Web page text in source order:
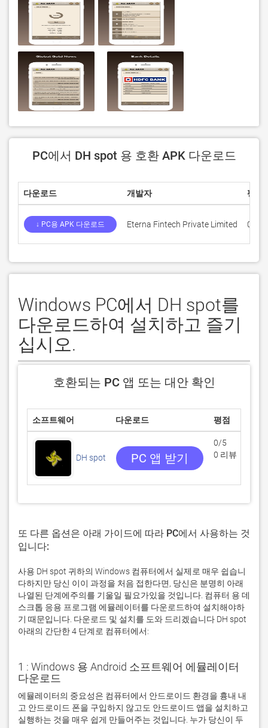
PC에서 DH spot 용 호환 APK 다운로드
다운로드 개발자 평점
↓ PC용 APK 다운로드 Eterna Fintech Private Limited 0
Windows PC에서 DH spot를
다운로드하여 설치하고 즐기
십시오.
호환되는 PC 앱 또는 대안 확인
소프트웨어 다운로드 평점
DH spot PC 앱 받기
0/5
0 리뷰
또 다른 옵션은 아래 가이드에 따라 PC에서 사용하는 것
입니다:
사용 DH spot 귀하의 Windows 컴퓨터에서 실제로 매우 쉽습니
다하지만 당신 이이 과정을 처음 접한다면, 당신은 분명히 아래
나열된 단계에주의를 기울일 필요가있을 것입니다. 컴퓨터 용 데
스크톱 응용 프로그램 에뮬레이터를 다운로드하여 설치해야하
기 때문입니다. 다운로드 및 설치를 도와 드리겠습니다 DH spot
아래의 간단한 4 단계로 컴퓨터에서:
1 : Windows 용 Android 소프트웨어 에뮬레이터
다운로드
에뮬레이터의 중요성은 컴퓨터에서 안드로이드 환경을 흉내 내
고 안드로이드 폰을 구입하지 않고도 안드로이드 앱을 설치하고
실행하는 것을 매우 쉽게 만들어주는 것입니다. 누가 당신이 두